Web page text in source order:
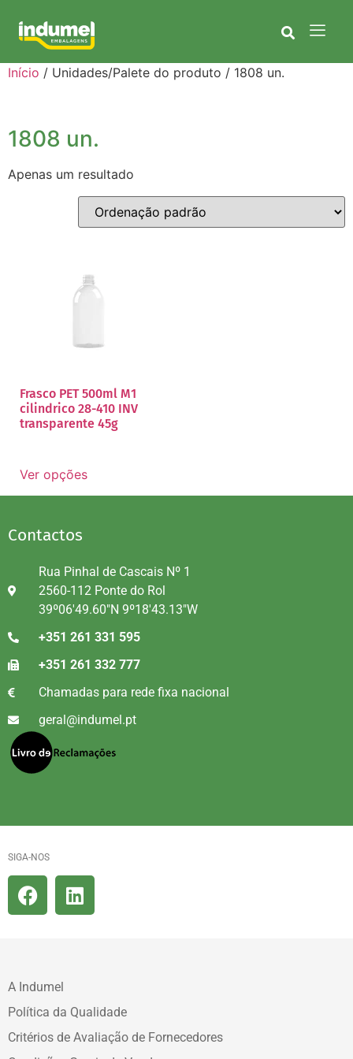
Início / Unidades/Palete do produto / 1808 un.
1808 un.
Apenas um resultado
Frasco PET 500ml M1
cilindrico 28-410 INV
transparente 45g
Ver opções
Contactos
Rua Pinhal de Cascais Nº 1
2560-112 Ponte do Rol
39º06'49.60"N 9º18'43.13"W
+351 261 331 595
+351 261 332 777
Chamadas para rede fixa nacional
geral@indumel.pt
SIGA-NOS
A Indumel
Política da Qualidade
Critérios de Avaliação de Fornecedores